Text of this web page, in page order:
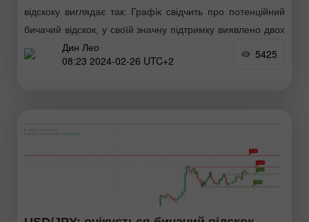
відскоку виглядає так: Графік свідчить про потенційний
бичачий відскок, у своїй значну підтримку виявлено двох
рівнях. Рівні підтримки: 1-й рівень підтримки знаходиться
на позначці
Дин Лео
08:23 2024-02-26 UTC+2
5425